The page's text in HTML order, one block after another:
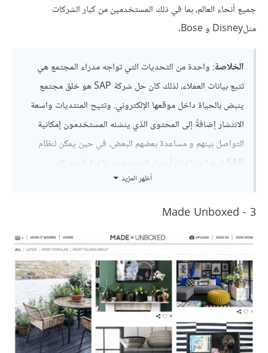
جميع أنحاء العالم، بما في ذلك المستخدمين من كبار الشركات
مثلDisney و Bose.
الخلاصة: واحدة من التحديات التي تواجه مدراء المجتمع هي
تتبع بيانات العملاء، لذلك كان حل شركة SAP هو خلق مجتمع
ينبض بالحياة داخل موقعها الإلكتروني. وتتيح المنتديات واسعة
الانتشار إضافةً إلى المحتوى الذي ينشئه المستخدمون إمكانية
التواصل بينهم و مساعدة بعضهم البعض، في حين يمكن لنظام
SAP تتبع احتياجات أعضاء المجتمع من ناحية الدعم الفني
أظهر المزيد
3 - Made Unboxed